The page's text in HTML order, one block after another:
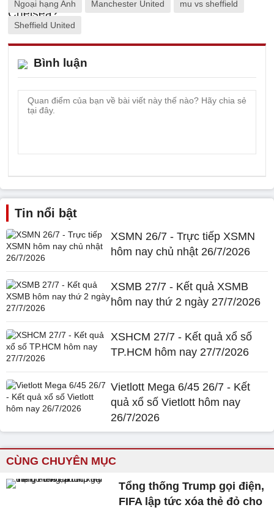
Ngoại hạng Anh Manchester United mu vs sheffield
Sheffield United
Bình luận
Tin nổi bật
XSMN 26/7 - Trực tiếp XSMN
hôm nay chủ nhật 26/7/2026
XSMB 27/7 - Kết quả XSMB
hôm nay thứ 2 ngày 27/7/2026
XSHCM 27/7 - Kết quả xổ số
TP.HCM hôm nay 27/7/2026
Vietlott Mega 6/45 26/7 - Kết
quả xổ số Vietlott hôm nay
26/7/2026
CÙNG CHUYÊN MỤC
Tổng thống Trump gọi điện,
FIFA lập tức xóa thẻ đỏ cho